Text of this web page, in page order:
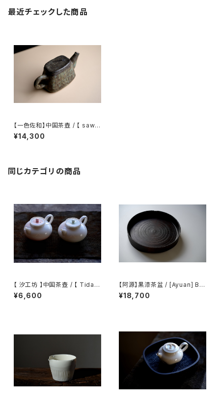
最近チェックした商品
【一色佐和】中国茶壺 / 【 sawa
isshiki 】Chinese teapot
¥14,300
同じカテゴリの商品
【 汐工坊 】中国茶壺 / 【 Tidal
Atelier 】Chinese teapot
¥6,600
【阿源】黒漆茶盆 / [Ayuan] Bla
ck Lacquer Tea Tray
¥18,700